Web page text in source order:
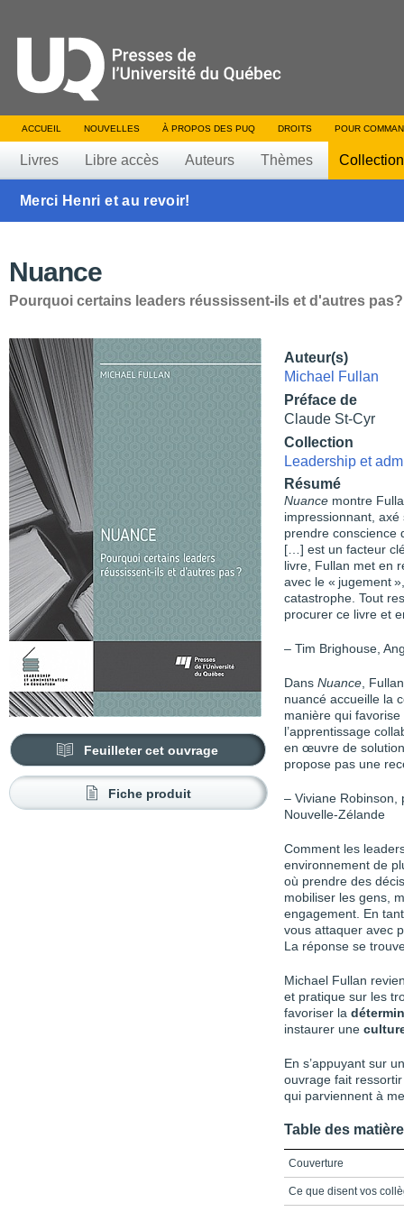
ACCUEIL NOUVELLES À PROPOS DES PUQ DROITS POUR
Livres Libre accès Auteurs Thèmes
Merci Henri et au revoir!
Nuance
Pourquoi certains leaders réussissent-ils et d'autres pas?
Feuilleter cet ouvrage
Fiche produit
Auteur(s)
Michael Fullan
Préface de
Claude St-Cyr
Collection
Leadership et
Résumé
Nuance montre
impressionnant, axé
prendre conscience
[…] est un facteur
livre, Fullan met en
avec le « jugement
catastrophe. Tout
procurer ce livre et
– Tim Brighouse,
Dans Nuance,
nuancé accueille la
manière qui
l’apprentissage
en œuvre de
propose pas une
– Viviane Robinson,
Nouvelle-Zélande
Comment les
environnement de
où prendre des
mobiliser les gens,
engagement. En
vous attaquer avec
La réponse se
Michael Fullan
et pratique sur les
favoriser la
instaurer une
En s’appuyant sur
ouvrage fait
qui parviennent à
Table des
Couverture
Ce que disent vos